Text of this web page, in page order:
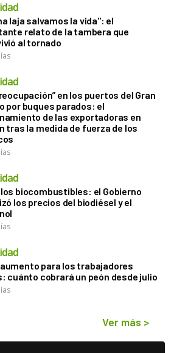
laja salvamos la vida": el
relato de la tambera que
al tornado
en los puertos del Gran
por buques parados: el
de las exportadoras en
tras la medida de fuerza de los
biocombustibles: el Gobierno
los precios del biodiésel y el
para los trabajadores
cuánto cobrará un peón desde julio
Ver más >